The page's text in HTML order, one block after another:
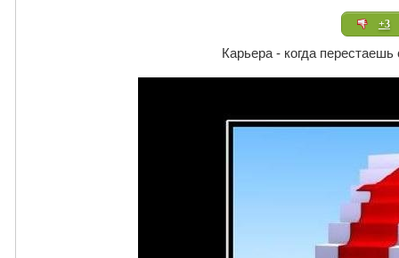
+3
Карьера - когда перестаешь